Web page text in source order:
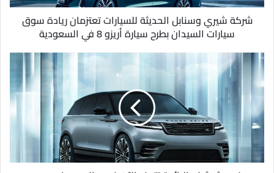
ر
شركة شيري وسنابل الحديثة للسيارات تعتزمان ريادة سوق
سيارات السيدان بطرح سيارة أريزو 8 في السعودية